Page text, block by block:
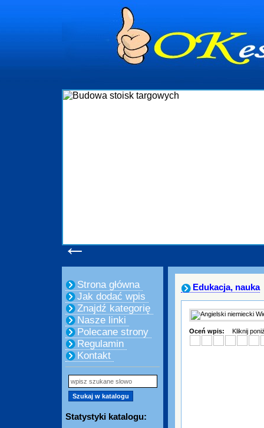
←
Strona główna
Jak dodać wpis
Znajdź kategorię
Nasze linki
Polecane strony
Regulamin
Kontakt
Statystyki katalogu:
Edukacja, nauka
Oceń wpis: Kliknij